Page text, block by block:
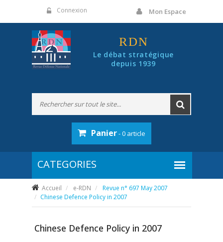
Connexion Mon Espace
RDN
Le débat stratégique
depuis 1939
Panier- 0 article
Accueil e-RDN
Revue n° 697 May 2007
Chinese Defence Policy in 2007
Chinese Defence Policy in 2007